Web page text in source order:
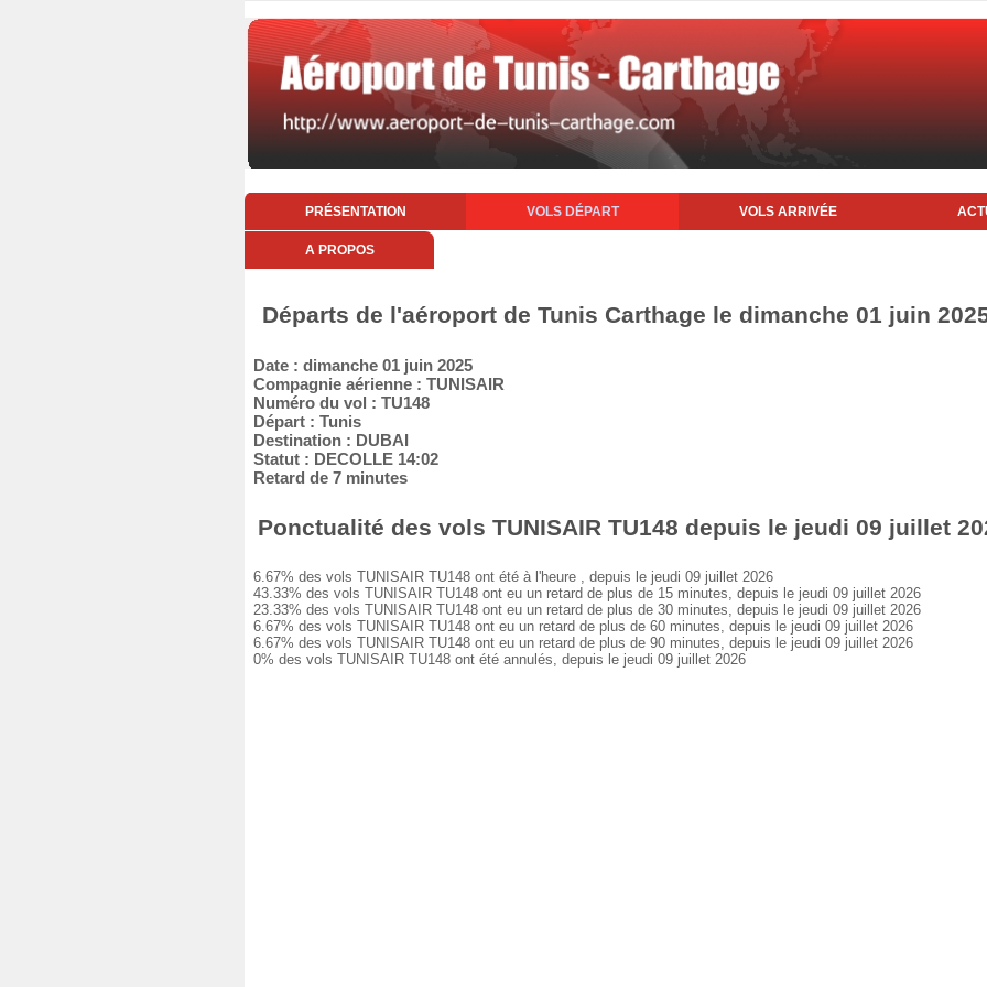
PRÉSENTATION VOLS DÉPART VOLS ARRIVÉE
A PROPOS
Départs de l'aéroport de Tunis Carthage le dimanche 01 juin
Date : dimanche 01 juin 2025
Compagnie aérienne : TUNISAIR
Numéro du vol : TU148
Départ : Tunis
Destination : DUBAI
Statut : DECOLLE 14:02
Retard de 7 minutes
Ponctualité des vols TUNISAIR TU148 depuis le jeudi 09 juillet
6.67% des vols TUNISAIR TU148 ont été à l'heure , depuis le jeudi 09 juillet 2026
43.33% des vols TUNISAIR TU148 ont eu un retard de plus de 15 minutes, depuis le jeudi 09 juillet 2026
23.33% des vols TUNISAIR TU148 ont eu un retard de plus de 30 minutes, depuis le jeudi 09 juillet 2026
6.67% des vols TUNISAIR TU148 ont eu un retard de plus de 60 minutes, depuis le jeudi 09 juillet 2026
6.67% des vols TUNISAIR TU148 ont eu un retard de plus de 90 minutes, depuis le jeudi 09 juillet 2026
0% des vols TUNISAIR TU148 ont été annulés, depuis le jeudi 09 juillet 2026